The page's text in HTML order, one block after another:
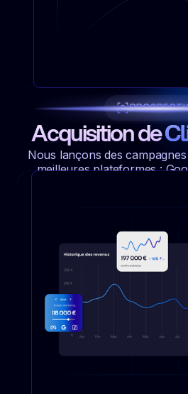
Acquisition de
Nous lançons des
meilleures plateformes :